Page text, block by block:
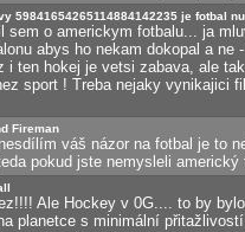
59841654265114884142235 je fotbal
sem o americkym fotbalu... ja
abys ho nekam dokopal a ne
i ten hokej je vetsi zabava, ale
sport ! Treba nejaky vynikajici
Fireman
váš názor na fotbal je to
pokud jste nemysleli
Ale Hockey v 0G.... to by
planetce s minimální